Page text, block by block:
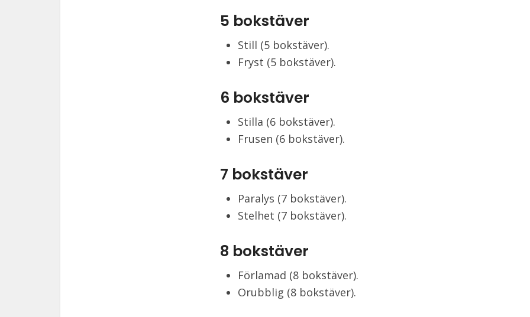
5 bokstäver
Still (5 bokstäver).
Fryst (5 bokstäver).
6 bokstäver
Stilla (6 bokstäver).
Frusen (6 bokstäver).
7 bokstäver
Paralys (7 bokstäver).
Stelhet (7 bokstäver).
8 bokstäver
Förlamad (8 bokstäver).
Orubblig (8 bokstäver).